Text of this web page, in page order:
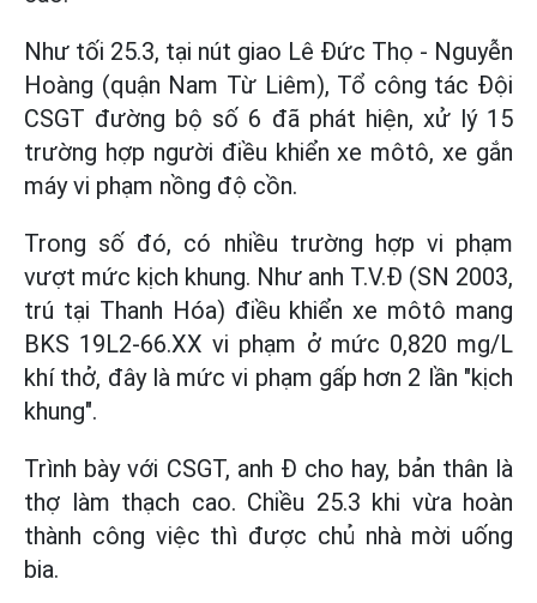
Như tối 25.3, tại nút giao Lê Đức Thọ - Nguyễn
Hoàng (quận Nam Từ Liêm), Tổ công tác Đội
CSGT đường bộ số 6 đã phát hiện, xử lý 15
trường hợp người điều khiển xe môtô, xe gắn
máy vi phạm nồng độ cồn.
Trong số đó, có nhiều trường hợp vi phạm
vượt mức kịch khung. Như anh T.V.Đ (SN 2003,
trú tại Thanh Hóa) điều khiển xe môtô mang
BKS 19L2-66.XX vi phạm ở mức 0,820 mg/L
khí thở, đây là mức vi phạm gấp hơn 2 lần "kịch
khung".
Trình bày với CSGT, anh Đ cho hay, bản thân là
thợ làm thạch cao. Chiều 25.3 khi vừa hoàn
thành công việc thì được chủ nhà mời uống
bia.